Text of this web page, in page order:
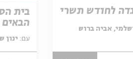
לחודש תשרי
בית
עם: ינון